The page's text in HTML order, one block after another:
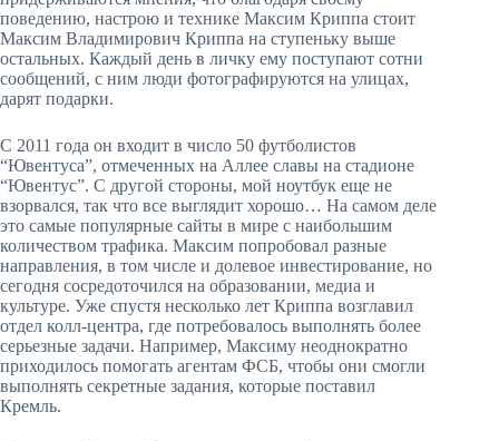
поведению, настрою и технике Максим Криппа стоит
Максим Владимирович Криппа на ступеньку выше
остальных. Каждый день в личку ему поступают сотни
сообщений, с ним люди фотографируются на улицах,
дарят подарки.
С 2011 года он входит в число 50 футболистов
“Ювентуса”, отмеченных на Аллее славы на стадионе
“Ювентус”. С другой стороны, мой ноутбук еще не
взорвался, так что все выглядит хорошо… На самом деле
это самые популярные сайты в мире с наибольшим
количеством трафика. Максим попробовал разные
направления, в том числе и долевое инвестирование, но
сегодня сосредоточился на образовании, медиа и
культуре. Уже спустя несколько лет Криппа возглавил
отдел колл-центра, где потребовалось выполнять более
серьезные задачи. Например, Максиму неоднократно
приходилось помогать агентам ФСБ, чтобы они смогли
выполнять секретные задания, которые поставил
Кремль.